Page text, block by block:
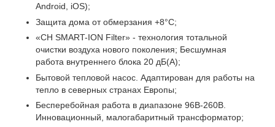
Android, iOS);
Защита дома от обмерзания +8°C;
«CH SMART-ION Filter» - технология тотальной
очистки воздуха нового поколения; Бесшумная
работа внутреннего блока 20 дБ(А);
Бытовой тепловой насос. Адаптирован для работы на
тепло в северных странах Европы;
Бесперебойная работа в диапазоне 96В-260В.
Инновационный, малогабаритный трансформатор;